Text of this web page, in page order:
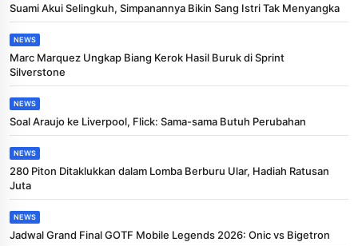
Suami Akui Selingkuh, Simpanannya Bikin Sang Istri Tak Menyangka
NEWS
Marc Marquez Ungkap Biang Kerok Hasil Buruk di Sprint
Silverstone
NEWS
Soal Araujo ke Liverpool, Flick: Sama-sama Butuh Perubahan
NEWS
280 Piton Ditaklukkan dalam Lomba Berburu Ular, Hadiah Ratusan
Juta
NEWS
Jadwal Grand Final GOTF Mobile Legends 2026: Onic vs Bigetron